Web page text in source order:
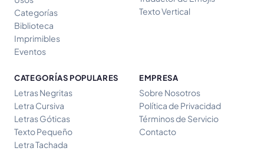
Categorías
Biblioteca
Imprimibles
Eventos
Texto Vertical
CATEGORÍAS POPULARES
Letras Negritas
Letra Cursiva
Letras Góticas
Texto Pequeño
Letra Tachada
EMPRESA
Sobre Nosotros
Política de Privacidad
Términos de Servicio
Contacto